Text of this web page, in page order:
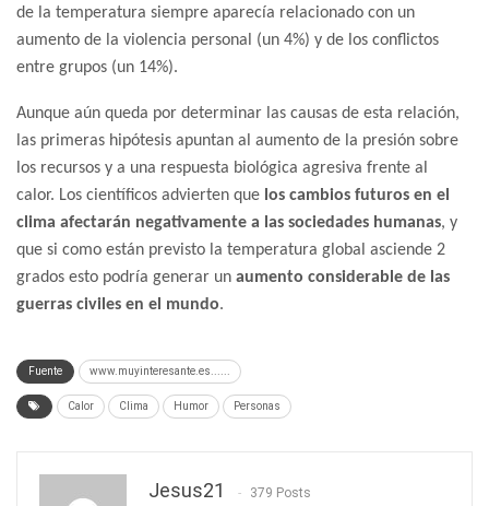
de la temperatura siempre aparecía relacionado con un
aumento de la violencia personal (un 4%) y de los conflictos
entre grupos (un 14%).
Aunque aún queda por determinar las causas de esta relación,
las primeras hipótesis apuntan al aumento de la presión sobre
los recursos y a una respuesta biológica agresiva frente al
calor. Los científicos advierten que los cambios futuros en el
clima afectarán negativamente a las sociedades humanas, y
que si como están previsto la temperatura global asciende 2
grados esto podría generar un aumento considerable de las
guerras civiles en el mundo.
Fuente www.muyinteresante.es......
Calor Clima Humor Personas
Jesus21 379 Posts